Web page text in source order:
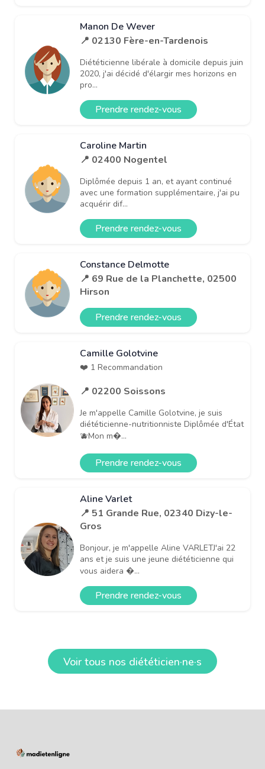
Manon De Wever
📍 02130 Fère-en-Tardenois
Diététicienne libérale à domicile depuis juin
2020, j'ai décidé d'élargir mes horizons en
pro...
Prendre rendez-vous
Caroline Martin
📍 02400 Nogentel
Diplômée depuis 1 an, et ayant continué
avec une formation supplémentaire, j'ai pu
acquérir dif...
Prendre rendez-vous
Constance Delmotte
📍 69 Rue de la Planchette, 02500
Hirson
Prendre rendez-vous
Camille Golotvine
❤️ 1 Recommandation
📍 02200 Soissons
Je m'appelle Camille Golotvine, je suis
diététicienne-nutritionniste Diplômée d'État
🫐Mon m�...
Prendre rendez-vous
Aline Varlet
📍 51 Grande Rue, 02340 Dizy-le-
Gros
Bonjour, je m'appelle Aline VARLETJ'ai 22
ans et je suis une jeune diététicienne qui
vous aidera �...
Prendre rendez-vous
Voir tous nos diététicien·ne·s